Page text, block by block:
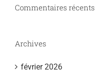
Commentaires récents
Archives
février 2026